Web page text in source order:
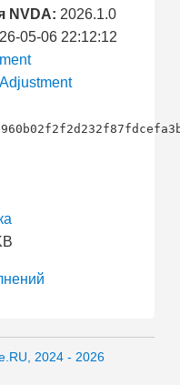
NVDA: 2026.1.0
05-06 22:12:12
2024 - 2026